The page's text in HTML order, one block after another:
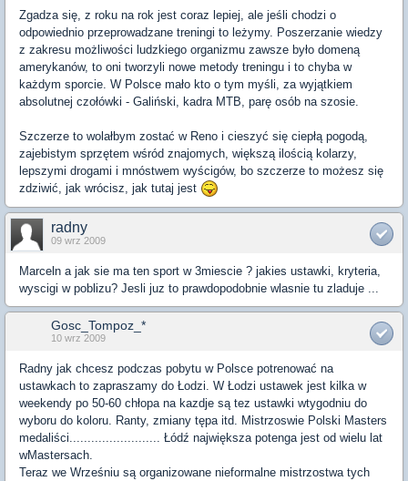
Zgadza się, z roku na rok jest coraz lepiej, ale jeśli chodzi o
odpowiednio przeprowadzane treningi to leżymy. Poszerzanie wiedzy
z zakresu możliwości ludzkiego organizmu zawsze było domeną
amerykanów, to oni tworzyli nowe metody treningu i to chyba w
każdym sporcie. W Polsce mało kto o tym myśli, za wyjątkiem
absolutnej czołówki - Galiński, kadra MTB, parę osób na szosie.
Szczerze to wolałbym zostać w Reno i cieszyć się ciepłą pogodą,
zajebistym sprzętem wśród znajomych, większą ilością kolarzy,
lepszymi drogami i mnóstwem wyścigów, bo szczerze to możesz się
zdziwić, jak wrócisz, jak tutaj jest
radny
09 wrz 2009
Marceln a jak sie ma ten sport w 3miescie ? jakies ustawki, kryteria,
wyscigi w poblizu? Jesli juz to prawdopodobnie wlasnie tu zladuje ...
Gosc_Tompoz_*
10 wrz 2009
Radny jak chcesz podczas pobytu w Polsce potrenować na
ustawkach to zapraszamy do Łodzi. W Łodzi ustawek jest kilka w
weekendy po 50-60 chłopa na kazdje są tez ustawki wtygodniu do
wyboru do koloru. Ranty, zmiany tępa itd. Mistrzoswie Polski Masters
medaliści......................... Łódź największa potenga jest od wielu lat
wMastersach.
Teraz we Wrześniu są organizowane nieformalne mistrzostwa tych